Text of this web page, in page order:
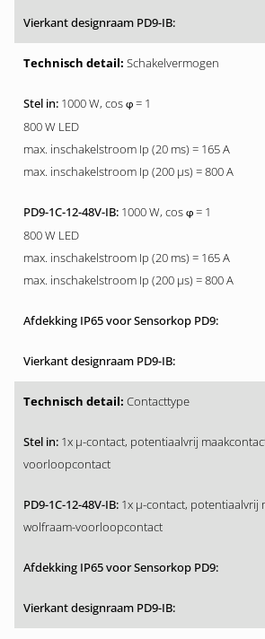
Schakelvermogen
1000 W, cos φ = 1
800 W LED
max. inschakelstroom Ip (20 ms) = 165 A
max. inschakelstroom Ip (200 µs) = 800 A
1000 W, cos φ = 1
800 W LED
max. inschakelstroom Ip (20 ms) = 165 A
max. inschakelstroom Ip (200 µs) = 800 A
Contacttype
1x µ-contact, potentiaalvrij
voorloopcontact
1x µ-contact, potentiaalvrij
wolfraam-voorloopcontact